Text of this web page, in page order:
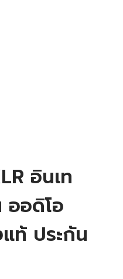
อินเท
ออดิโอ
ท้ ประกัน